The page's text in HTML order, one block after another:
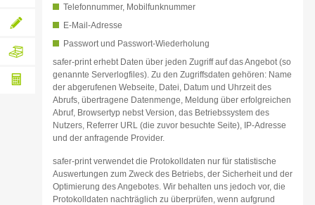
lassen
Individuelle
Druckanfrage
Gestaltungsanfrage
Verpackung
Papiergewicht-
Telefonnummer, Mobilfunknummer
E-Mail-Adresse
Passwort und Passwort-Wiederholung
safer-print erhebt Daten über jeden Zugriff auf das Angebot (so
genannte Serverlogfiles). Zu den Zugriffsdaten gehören: Name
der abgerufenen Webseite, Datei, Datum und Uhrzeit des
Abrufs, übertragene Datenmenge, Meldung über erfolgreichen
Abruf, Browsertyp nebst Version, das Betriebssystem des
Nutzers, Referrer URL (die zuvor besuchte Seite), IP-Adresse
und der anfragende Provider.
safer-print verwendet die Protokolldaten nur für statistische
Auswertungen zum Zweck des Betriebs, der Sicherheit und der
Optimierung des Angebotes. Wir behalten uns jedoch vor, die
Protokolldaten nachträglich zu überprüfen, wenn aufgrund